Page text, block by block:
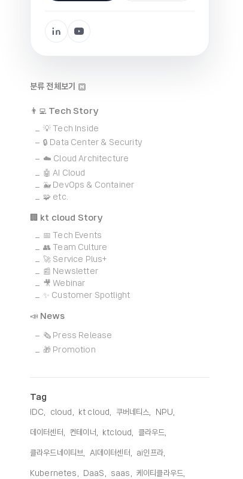
분류 전체보기
👨‍💻 Tech Story
💡 Tech Inside
🔒 Data Center & Security
☁️ Cloud Architecture
🤖 AI Cloud
🐳 DevOps & Container
🧩 etc.
🏢 kt cloud Story
📅 Tech Events
👥 Team Culture
🚀 Service Plus+
📰 Newsletter
🎥 Webinar
✨ Customer Spotlight
📣 News
🗞️ Press Release
🎁 Promotion
Tag
IDC, cloud, kt cloud, 쿠버네티스, NPU,
데이터센터, 컨테이너, ktcloud, 클라우드,
클라우드네이티브, AI데이터센터, ai인프라,
Kubernetes, DaaS, saas, 케이티클라우드,